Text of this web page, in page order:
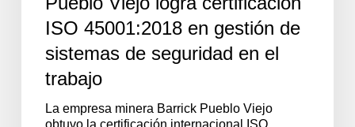
ISO 45001:2018 en gestión de
sistemas de seguridad en el
trabajo
La empresa minera Barrick Pueblo Viejo
obtuvo la certificación internacional ISO